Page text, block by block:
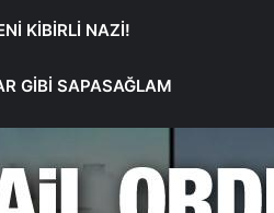
KİBİRLİ NAZİ!
GİBİ SAPASAĞLAM